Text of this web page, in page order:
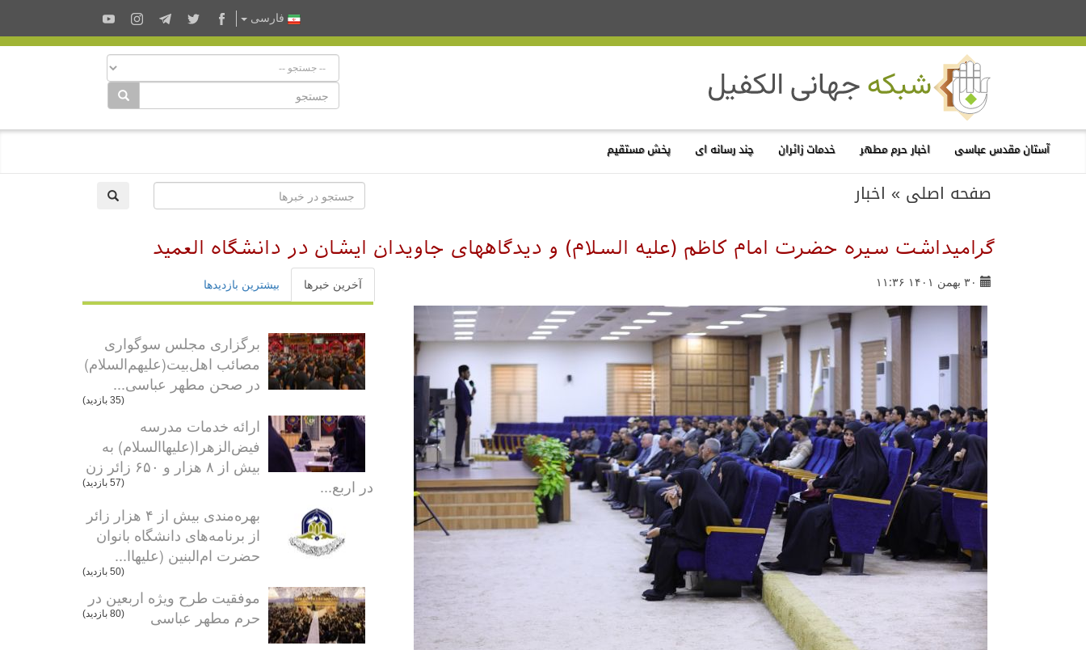
فارسى
آستان مقدس عباسی اخبار حرم مطهر خدمات زائران چند رسانه ای پخش مستقیم
صفحه اصلی » اخبار
گرامیداشت سیره حضرت امام کاظم (علیه السلام) و دیدگاههای جاویدان ایشان در دانشگاه العمید
۳۰ بهمن ۱۴۰۱ ۱۱:۳۶ آخرین خبرها بیشترین بازدیدها
برگزاری مجلس سوگواری
مصائب اهل‌بیت(علیهم‌السلام)
در صحن مطهر عباسی...
(35 بازدید)
ارائه خدمات مدرسه
فیض‌الزهرا(علیهاالسلام) به
بیش از ۸ هزار و ۶۵۰ زائر زن
در اربع...
(57 بازدید)
بهره‌مندی بیش از ۴ هزار زائر
از برنامه‌های دانشگاه بانوان
حضرت ام‌البنین (علیهاا...
(50 بازدید)
موفقیت طرح ویژه اربعین در
حرم مطهر عباسی
(80 بازدید)